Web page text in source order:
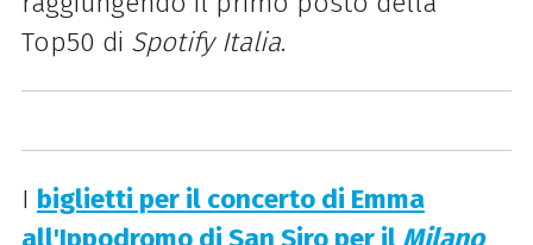
Top50 di Spotify Italia.
I biglietti per il concerto di Emma
all'Ippodromo di San Siro per ilMilano